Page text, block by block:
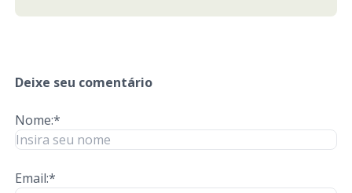
Deixe seu comentário
Nome:*
Email:*